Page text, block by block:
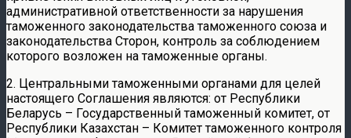
административной ответственности за нарушения
таможенного законодательства таможенного союза и
законодательства Сторон, контроль за соблюдением
которого возложен на таможенные органы.
2. Центральными таможенными органами для целей
настоящего Соглашения являются: от Республики
Беларусь – Государственный таможенный комитет, от
Республики Казахстан – Комитет таможенного контроля